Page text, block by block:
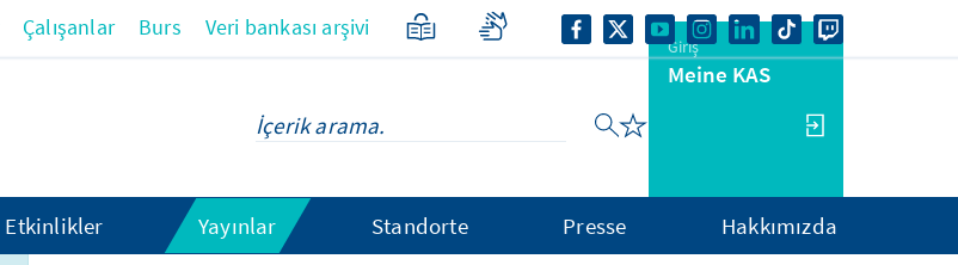
Çalışanlar Burs Veri bankası arşivi
Giriş
Meine KAS
Etkinlikler Yayınlar Standorte Presse Hakkımızda